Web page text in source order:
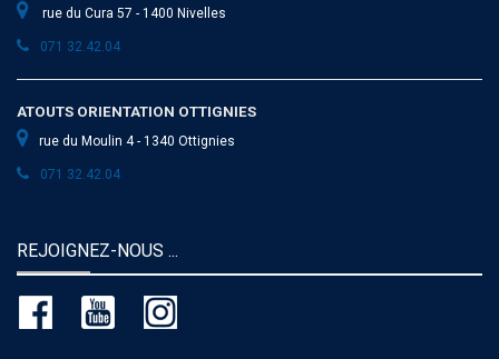
rue du Cura 57 - 1400 Nivelles
071 32.42.04
ATOUTS ORIENTATION OTTIGNIES
rue du Moulin 4 - 1340 Ottignies
071 32.42.04
REJOIGNEZ-NOUS ...